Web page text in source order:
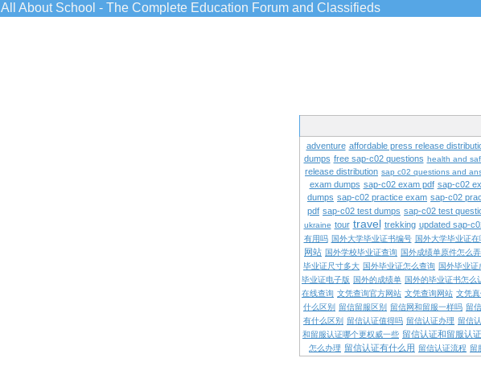
All About School - The Complete Education Forum and Classifieds
adventure affordable press release
dumps free sap-c02 questions health and
release distribution sap c02 questions and
exam dumps sap-c02 exam pdf sap-c02
dumps sap-c02 practice exam sap-c02
pdf sap-c02 test dumps sap-c02 test
ukraine tour travel trekking updated sap-
有用吗 国外大学毕业证书编号 国外大学毕业证
网站 国外学校毕业证查询 国外成绩单原件怎么弄
毕业证尺寸多大 国外毕业证怎么查询 国外毕业
毕业证电子版 国外的成绩单 国外的毕业证书怎么
在线查询 文凭查询官方网站 文凭查询网站 文凭
什么区别 留信留服区别 留信网和留服一样吗 留
有什么区别 留信认证值得吗 留信认证办理 留信
和留服认证哪个更权威一些 留信认证和留服认
怎么办理 留信认证有什么用 留信认证流程 留